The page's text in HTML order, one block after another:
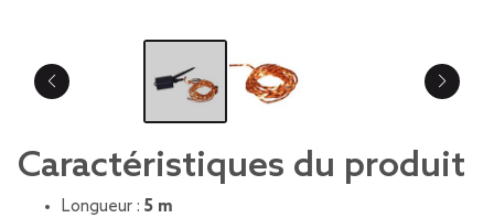
Caractéristiques du produit
Longueur : 5 m